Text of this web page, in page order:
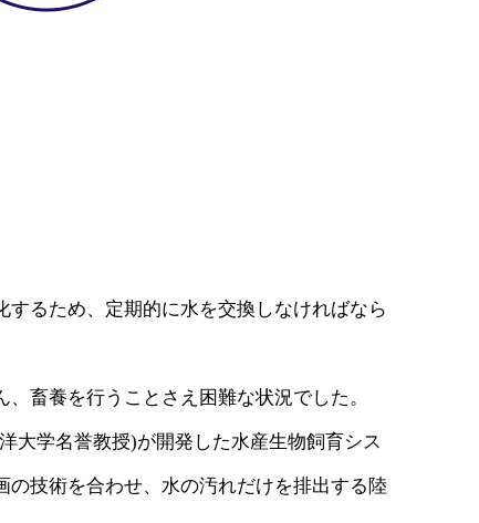
るため、定期的に水を交換しなければなら
畜養を行うことさえ困難な状況でした。
大学名誉教授)が開発した水産生物飼育シス
の技術を合わせ、水の汚れだけを排出する陸